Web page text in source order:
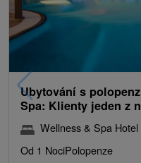
Ubytování s
Spa: Klienty jeden z
Wellness & Spa
Od 1 NociPolopenze